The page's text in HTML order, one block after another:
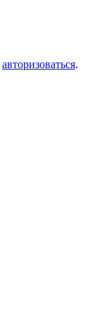
авторизоваться.